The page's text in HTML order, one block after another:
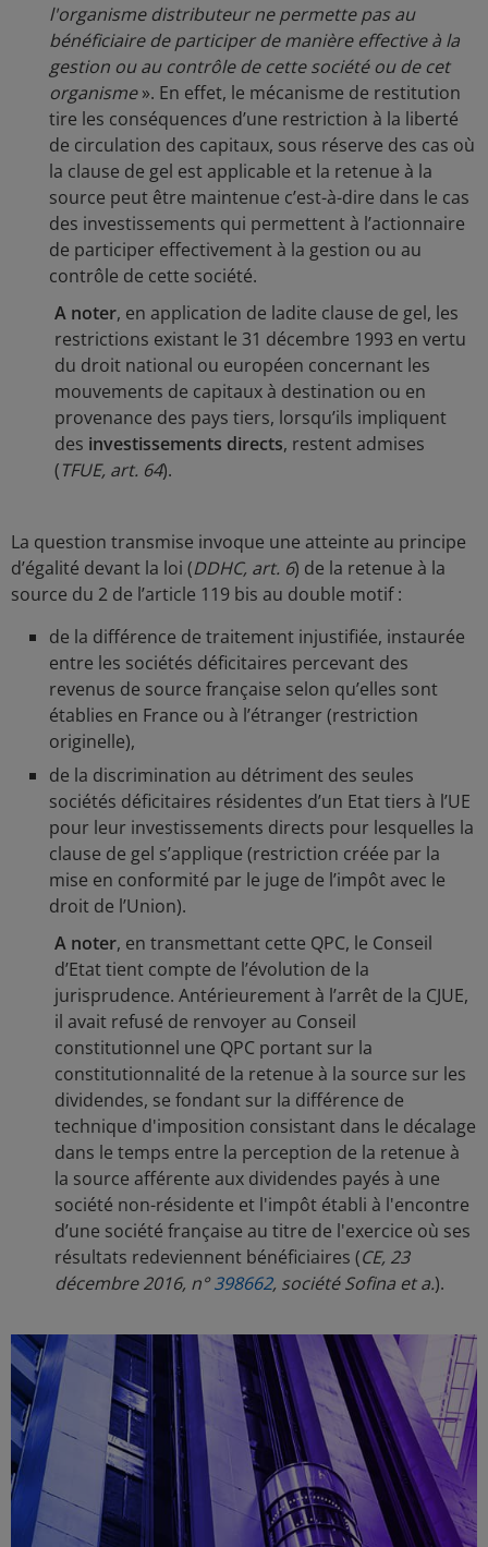
l'organisme distributeur ne permette pas au
bénéficiaire de participer de manière effective à la
gestion ou au contrôle de cette société ou de cet
organisme». En effet, le mécanisme de restitution
tire les conséquences d’une restriction à la liberté
de circulation des capitaux, sous réserve des cas où
la clause de gel est applicable et la retenue à la
source peut être maintenue c’est-à-dire dans le cas
des investissements qui permettent à l’actionnaire
de participer effectivement à la gestion ou au
contrôle de cette société.
A noter, en application de ladite clause de gel, les
restrictions existant le 31 décembre 1993 en vertu
du droit national ou européen concernant les
mouvements de capitaux à destination ou en
provenance des pays tiers, lorsqu’ils impliquent
des investissements directs, restent admises
(TFUE, art. 64).
La question transmise invoque une atteinte au principe
d’égalité devant la loi (DDHC, art. 6) de la retenue à la
source du 2 de l’article 119 bis au double motif :
de la différence de traitement injustifiée, instaurée
entre les sociétés déficitaires percevant des
revenus de source française selon qu’elles sont
établies en France ou à l’étranger (restriction
originelle),
de la discrimination au détriment des seules
sociétés déficitaires résidentes d’un Etat tiers à l’UE
pour leur investissements directs pour lesquelles la
clause de gel s’applique (restriction créée par la
mise en conformité par le juge de l’impôt avec le
droit de l’Union).
A noter, en transmettant cette QPC, le Conseil
d’Etat tient compte de l’évolution de la
jurisprudence. Antérieurement à l’arrêt de la CJUE,
il avait refusé de renvoyer au Conseil
constitutionnel une QPC portant sur la
constitutionnalité de la retenue à la source sur les
dividendes, se fondant sur la différence de
technique d'imposition consistant dans le décalage
dans le temps entre la perception de la retenue à
la source afférente aux dividendes payés à une
société non-résidente et l'impôt établi à l'encontre
d’une société française au titre de l'exercice où ses
résultats redeviennent bénéficiaires (CE, 23
décembre 2016, n°398662, société Sofina et a.).